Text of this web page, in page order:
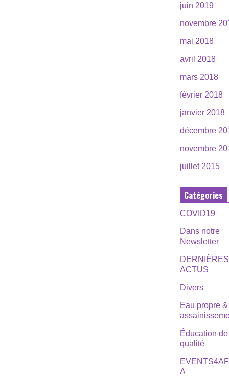
juin 2019
novembre
mai 2018
avril 2018
mars 2018
février 2018
janvier 2018
décembre
novembre
juillet 2015
Catégories
COVID19
Dans notre
Newsletter
DERNIÈRES
ACTUS
Divers
Eau propre &
Éducation de
qualité
A